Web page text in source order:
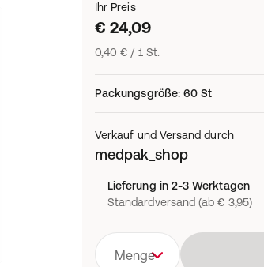
Ihr Preis
€ 24,09
0,40 € / 1 St.
Packungsgröße:60 St
Verkauf und Versand durch
medpak_shop
Lieferung in 2-3 Werktagen
Standardversand (ab € 3,95)
Menge